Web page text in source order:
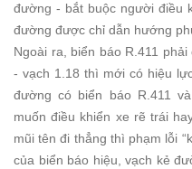
đường - bắt buộc người điều
đường được chỉ dẫn hướng
Ngoài ra, biển báo R.411
- vạch 1.18 thì mới có hiệu
đường có biển báo R.411
muốn điều khiển xe rẽ trái
mũi tên đi thẳng thì phạm lỗi
của biển báo hiệu, vạch kẻ